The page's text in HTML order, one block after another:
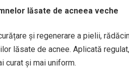
lăsate de acneea veche
și regenerare a pielii,
lăsate de acnee. Aplicată
curat și mai uniform.